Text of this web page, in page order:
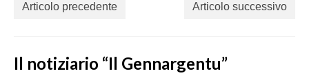
Articolo precedente Articolo successivo
Il notiziario “Il Gennargentu”